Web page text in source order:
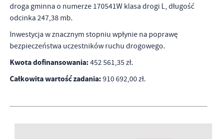
droga gminna o numerze 170541W klasa drogi L, długość
odcinka 247,38 mb.
Inwestycja w znacznym stopniu wpłynie na poprawę
bezpieczeństwa uczestników ruchu drogowego.
Kwota dofinansowania: 452 561,35 zł.
Całkowita wartość zadania: 910 692,00 zł.